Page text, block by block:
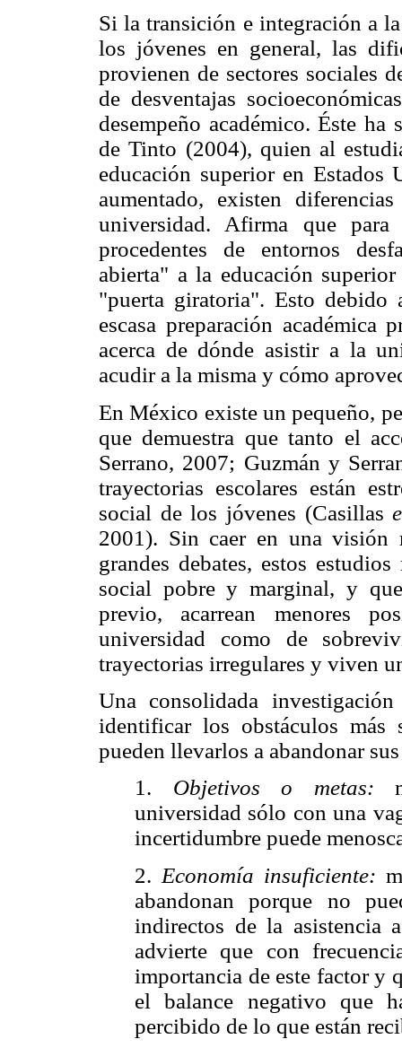
Si la transición e integración a
los jóvenes en general, las
provienen de sectores sociales
de desventajas
desempeño académico. Éste
de Tinto (2004), quien al
educación superior en Estados
aumentado, existen
universidad. Afirma que para
procedentes de entornos
abierta" a la educación
"puerta giratoria". Esto
escasa preparación académica
acerca de dónde asistir a la
acudir a la misma y cómo
En México existe un pequeño,
que demuestra que tanto el
Serrano, 2007; Guzmán y
trayectorias escolares están
social de los jóvenes (Casillas
2001). Sin caer en una visión
grandes debates, estos
social pobre y marginal, y
previo, acarrean menores
universidad como de
trayectorias irregulares y viven
Una consolidada
identificar los obstáculos
pueden llevarlos a abandonar
1. Objetivos o metas:
universidad sólo con una
incertidumbre puede
2. Economía insuficiente:
abandonan porque no
indirectos de la asistencia
advierte que con
importancia de este factor y
el balance negativo que
percibido de lo que están